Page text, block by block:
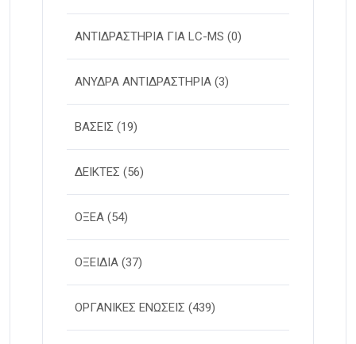
ΑΝΤΙΔΡΑΣΤΗΡΙΑ ΓΙΑ LC-MS (0)
ΑΝΥΔΡΑ ΑΝΤΙΔΡΑΣΤΗΡΙΑ (3)
ΒΑΣΕΙΣ (19)
ΔΕΙΚΤΕΣ (56)
ΟΞΕΑ (54)
ΟΞΕΙΔΙΑ (37)
ΟΡΓΑΝΙΚΕΣ ΕΝΩΣΕΙΣ (439)